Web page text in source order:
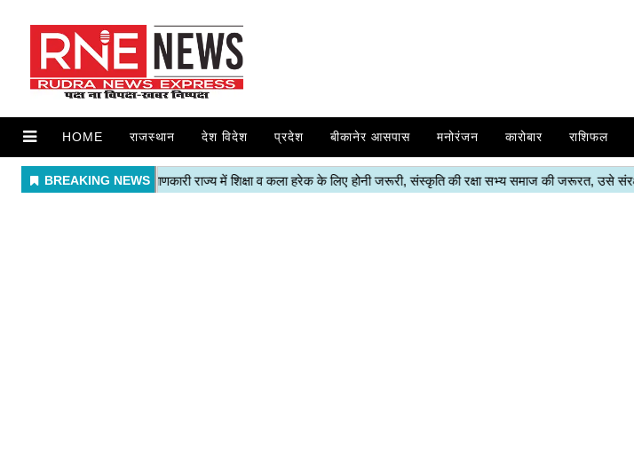
HOME राजस्थान देश विदेश प्रदेश बीकानेर आसपास मनोरंजन कारोबार राशिफल